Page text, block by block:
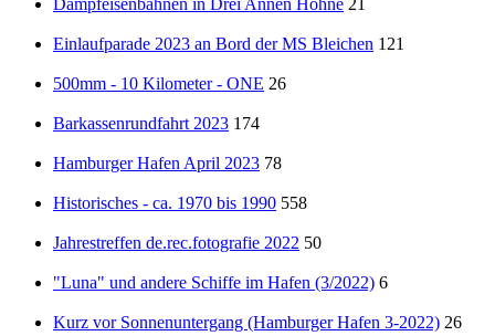
Dampfeisenbahnen in Drei Annen Hohne 21
Einlaufparade 2023 an Bord der MS Bleichen 121
500mm - 10 Kilometer - ONE 26
Barkassenrundfahrt 2023 174
Hamburger Hafen April 2023 78
Historisches - ca. 1970 bis 1990 558
Jahrestreffen de.rec.fotografie 2022 50
"Luna" und andere Schiffe im Hafen (3/2022) 6
Kurz vor Sonnenuntergang (Hamburger Hafen 3-2022) 26